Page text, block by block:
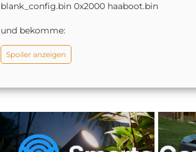
blank_config.bin 0x2000 haaboot.bin
und bekomme:
Spoiler anzeigen